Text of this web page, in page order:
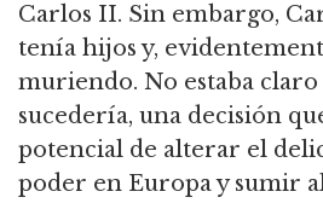
Carlos II. Sin embargo,
tenía hijos y,
muriendo. No estaba
sucedería, una decisión
potencial de alterar el
poder en Europa y sumir